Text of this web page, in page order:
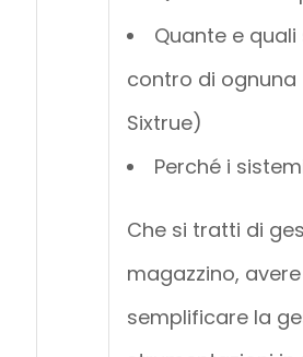
Quante e
contro di ognuna
Sixtrue)
Perché i
Che si tratti di
magazzino,
semplificare la